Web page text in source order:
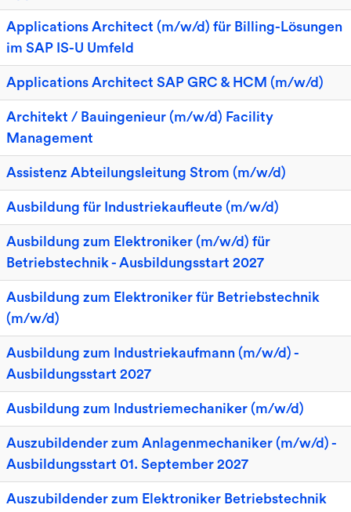
Applications Architect (m/w/d) für Billing-Lösungen
im SAP IS-U Umfeld
Applications Architect SAP GRC & HCM (m/w/d)
Architekt / Bauingenieur (m/w/d) Facility
Management
Assistenz Abteilungsleitung Strom (m/w/d)
Ausbildung für Industriekaufleute (m/w/d)
Ausbildung zum Elektroniker (m/w/d) für
Betriebstechnik - Ausbildungsstart 2027
Ausbildung zum Elektroniker für Betriebstechnik
(m/w/d)
Ausbildung zum Industriekaufmann (m/w/d) -
Ausbildungsstart 2027
Ausbildung zum Industriemechaniker (m/w/d)
Auszubildender zum Anlagenmechaniker (m/w/d) -
Ausbildungsstart 01. September 2027
Auszubildender zum Elektroniker Betriebstechnik